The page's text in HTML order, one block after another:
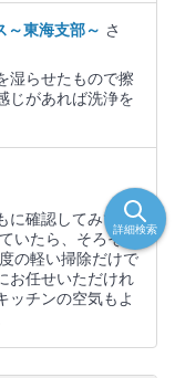
～東海支部～ さ
湿らせたもので擦
じがあれば洗浄を
に確認してみてく
いたら、そろそろ
の軽い掃除だけで
お任せいただけれ
ッチンの空気もよ
詳細検索